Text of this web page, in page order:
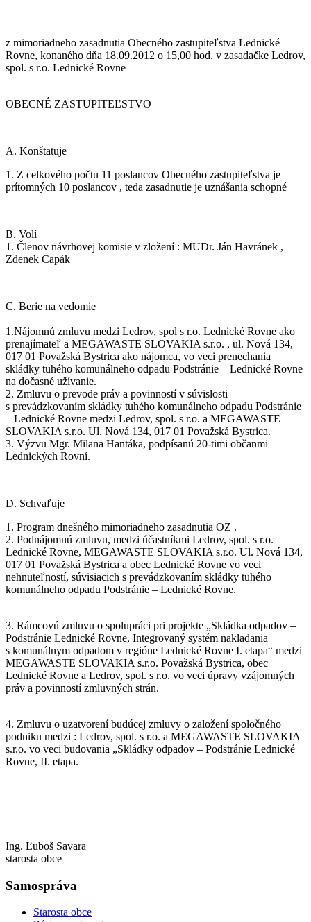
z mimoriadneho zasadnutia Obecného zastupiteľstva Lednické
Rovne, konaného dňa 18.09.2012 o 15,00 hod. v zasadačke Ledrov,
spol. s r.o. Lednické Rovne
OBECNÉ ZASTUPITEĽSTVO
A. Konštatuje
1. Z celkového počtu 11 poslancov Obecného zastupiteľstva je
prítomných 10 poslancov , teda zasadnutie je uznášania schopné
B. Volí
1. Členov návrhovej komisie v zložení : MUDr. Ján Havránek ,
Zdenek Capák
C. Berie na vedomie
1.Nájomnú zmluvu medzi Ledrov, spol s r.o. Lednické Rovne ako
prenajímateľ a MEGAWASTE SLOVAKIA s.r.o. , ul. Nová 134,
017 01 Považská Bystrica ako nájomca, vo veci prenechania
skládky tuhého komunálneho odpadu Podstránie – Lednické Rovne
na dočasné užívanie.
2. Zmluvu o prevode práv a povinností v súvislosti
s prevádzkovaním skládky tuhého komunálneho odpadu Podstránie
– Lednické Rovne medzi Ledrov, spol. s r.o. a MEGAWASTE
SLOVAKIA s.r.o. Ul. Nová 134, 017 01 Považská Bystrica.
3. Výzvu Mgr. Milana Hantáka, podpísanú 20-timi občanmi
Lednických Rovní.
D. Schvaľuje
1. Program dnešného mimoriadneho zasadnutia OZ .
2. Podnájomnú zmluvu, medzi účastníkmi Ledrov, spol. s r.o.
Lednické Rovne, MEGAWASTE SLOVAKIA s.r.o. Ul. Nová 134,
017 01 Považská Bystrica a obec Lednické Rovne vo veci
nehnuteľností, súvisiacich s prevádzkovaním skládky tuhého
komunálneho odpadu Podstránie – Lednické Rovne.
3. Rámcovú zmluvu o spolupráci pri projekte „Skládka odpadov –
Podstránie Lednické Rovne, Integrovaný systém nakladania
s komunálnym odpadom v regióne Lednické Rovne I. etapa“ medzi
MEGAWASTE SLOVAKIA s.r.o. Považská Bystrica, obec
Lednické Rovne a Ledrov, spol. s r.o. vo veci úpravy vzájomných
práv a povinností zmluvných strán.
4. Zmluvu o uzatvorení budúcej zmluvy o založení spoločného
podniku medzi : Ledrov, spol. s r.o. a MEGAWASTE SLOVAKIA
s.r.o. vo veci budovania „Skládky odpadov – Podstránie Lednické
Rovne, II. etapa.
Ing. Ľuboš Savara
starosta obce
Samospráva
Starosta obce